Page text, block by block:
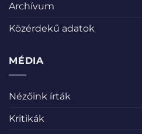
Archívum
Közérdekű adatok
MÉDIA
Nézőink írták
Kritikák